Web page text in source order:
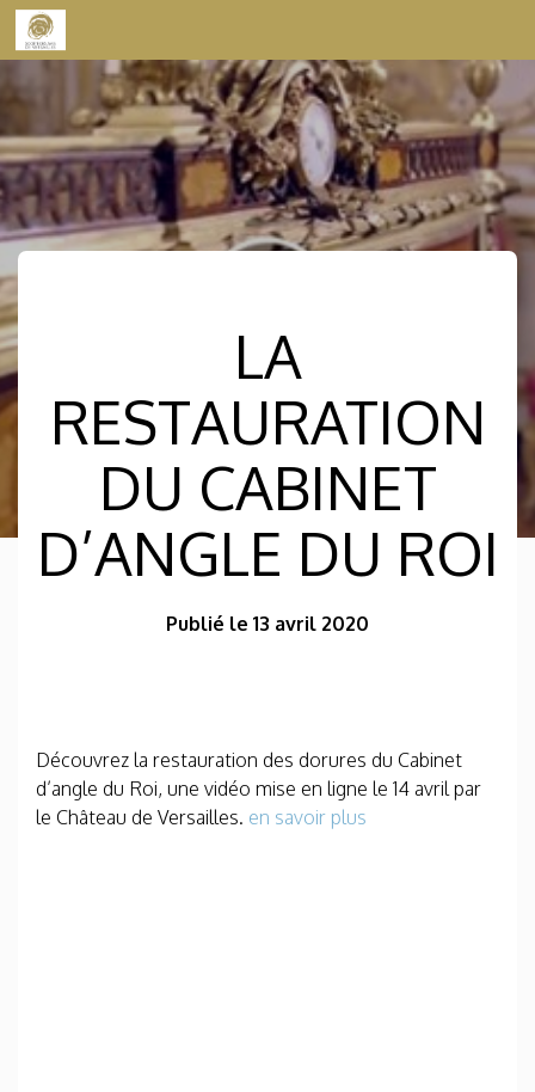
Skip to content
LA
RESTAURATION
DU CABINET
D’ANGLE DU ROI
Publié le 13 avril 2020
Découvrez la restauration des dorures du Cabinet
d’angle du Roi, une vidéo mise en ligne le 14 avril par
le Château de Versailles. en savoir plus